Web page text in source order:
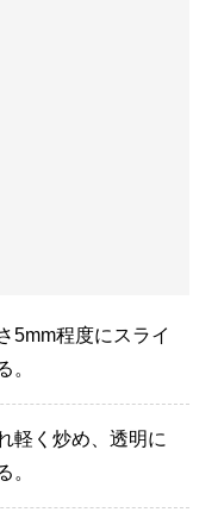
5mm程度にスライ
。
軽く炒め、透明に
。